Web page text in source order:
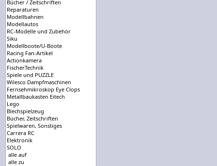
Bücher / Zeitschriften
Reparaturen
Modellbahnen
Modellautos
RC-Modelle und Zubehör
Siku
Modellboote/U-Boote
Racing Fan-Artikel
Actionkamera
FischerTechnik
Spiele und PUZZLE
Wilesco Dampfmaschinen
Fernsehmikroskop Eye Clops
Metallbaukasten Eitech
Lego
Blechspielzeug
Bücher, Zeitschriften
Spielwaren, Sonstiges
Carrera RC
Elektronik
SOLO
alle auf
alle zu